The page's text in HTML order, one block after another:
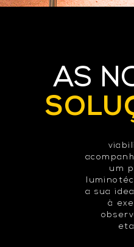
AS
um
a sua
à